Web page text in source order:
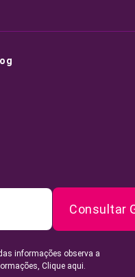
Consultar
informações observa a
Clique aqui.